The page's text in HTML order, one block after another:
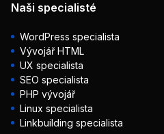
Naši specialisté
WordPress specialista
Vývojář HTML
UX specialista
SEO specialista
PHP vývojář
Linux specialista
Linkbuilding specialista